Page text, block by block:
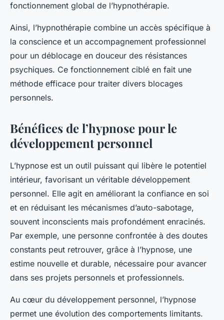
fonctionnement global de l’hypnothérapie.
Ainsi, l’hypnothérapie combine un accès spécifique à
la conscience et un accompagnement professionnel
pour un déblocage en douceur des résistances
psychiques. Ce fonctionnement ciblé en fait une
méthode efficace pour traiter divers blocages
personnels.
Bénéfices de l’hypnose pour le
développement personnel
L’hypnose est un outil puissant qui libère le potentiel
intérieur, favorisant un véritable développement
personnel. Elle agit en améliorant la confiance en soi
et en réduisant les mécanismes d’auto-sabotage,
souvent inconscients mais profondément enracinés.
Par exemple, une personne confrontée à des doutes
constants peut retrouver, grâce à l’hypnose, une
estime nouvelle et durable, nécessaire pour avancer
dans ses projets personnels et professionnels.
Au cœur du développement personnel, l’hypnose
permet une évolution des comportements limitants.